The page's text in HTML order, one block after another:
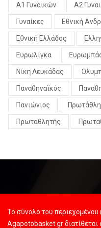
Α1 Γυναικών Α2
Γυναίκες Εθνική
Εθνική Ελλάδος
Ευρωλίγκα
Νίκη Λευκάδας
Παναθηναϊκός
Πανιώνιος
Πρωταθλητής
Το σύνολο του
Agapotobasket.gr